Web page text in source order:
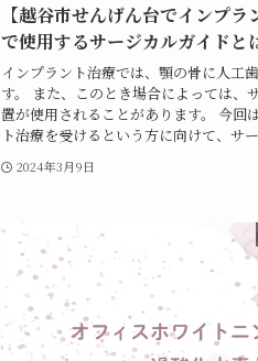
【越谷市せんげん台でインプ
で使用するサージカルガイドと
インプラント治療では、顎の骨に人工
す。 また、このとき場合によっては、
置が使用されることがあります。 今回
ト治療を受けるという方に向けて、サ
2024年3月9日